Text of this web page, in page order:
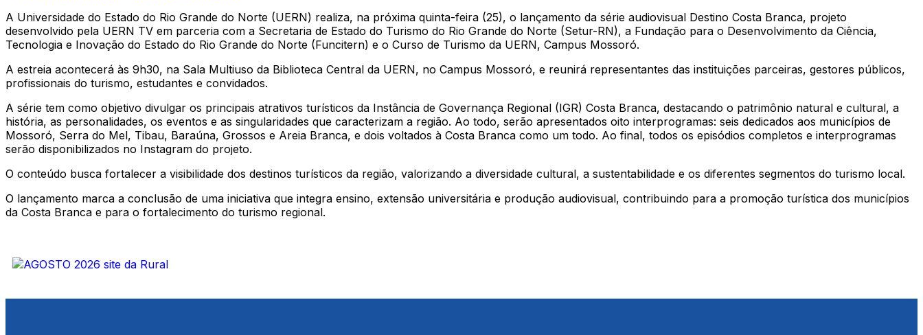
A Universidade do Estado do Rio Grande do Norte (UERN) realiza, na próxima quinta-feira (25), o lançamento da série audiovisual Destino Costa Branca, projeto
desenvolvido pela UERN TV em parceria com a Secretaria de Estado do Turismo do Rio Grande do Norte (Setur-RN), a Fundação para o Desenvolvimento da Ciência,
Tecnologia e Inovação do Estado do Rio Grande do Norte (Funcitern) e o Curso de Turismo da UERN, Campus Mossoró.
A estreia acontecerá às 9h30, na Sala Multiuso da Biblioteca Central da UERN, no Campus Mossoró, e reunirá representantes das instituições parceiras, gestores públicos,
profissionais do turismo, estudantes e convidados.
A série tem como objetivo divulgar os principais atrativos turísticos da Instância de Governança Regional (IGR) Costa Branca, destacando o patrimônio natural e cultural, a
história, as personalidades, os eventos e as singularidades que caracterizam a região. Ao todo, serão apresentados oito interprogramas: seis dedicados aos municípios de
Mossoró, Serra do Mel, Tibau, Baraúna, Grossos e Areia Branca, e dois voltados à Costa Branca como um todo. Ao final, todos os episódios completos e interprogramas
serão disponibilizados no Instagram do projeto.
O conteúdo busca fortalecer a visibilidade dos destinos turísticos da região, valorizando a diversidade cultural, a sustentabilidade e os diferentes segmentos do turismo local.
O lançamento marca a conclusão de uma iniciativa que integra ensino, extensão universitária e produção audiovisual, contribuindo para a promoção turística dos municípios
da Costa Branca e para o fortalecimento do turismo regional.